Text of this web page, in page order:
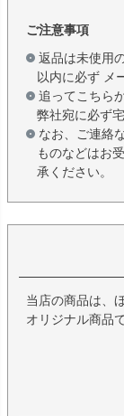
ご注意事項
返品は未使用
以内に必ず メ
追ってこちら
弊社宛に必ず
なお、ご連絡
ものなどはお
承ください。
当店の商品は、
オリジナル商品で